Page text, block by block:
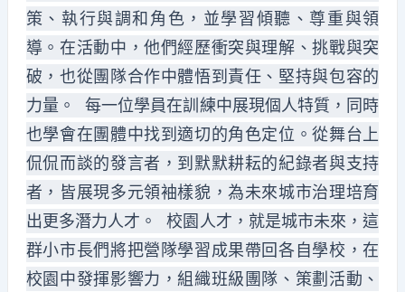
策、執行與調和角色，並學習傾聽、尊重與領
導。在活動中，他們經歷衝突與理解、挑戰與突
破，也從團隊合作中體悟到責任、堅持與包容的
力量。 每一位學員在訓練中展現個人特質，同時
也學會在團體中找到適切的角色定位。從舞台上
侃侃而談的發言者，到默默耕耘的紀錄者與支持
者，皆展現多元領袖樣貌，為未來城市治理培育
出更多潛力人才。 校園人才，就是城市未來，這
群小市長們將把營隊學習成果帶回各自學校，在
校園中發揮影響力，組織班級團隊、策劃活動、